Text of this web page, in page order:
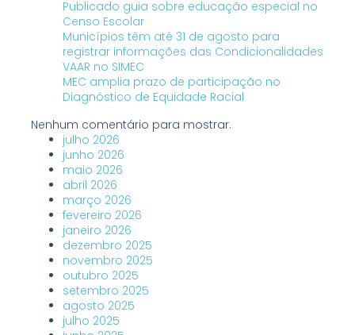
Publicado guia sobre educação especial no
Censo Escolar
Municípios têm até 31 de agosto para
registrar informações das Condicionalidades
VAAR no SIMEC
MEC amplia prazo de participação no
Diagnóstico de Equidade Racial
Nenhum comentário para mostrar.
julho 2026
junho 2026
maio 2026
abril 2026
março 2026
fevereiro 2026
janeiro 2026
dezembro 2025
novembro 2025
outubro 2025
setembro 2025
agosto 2025
julho 2025